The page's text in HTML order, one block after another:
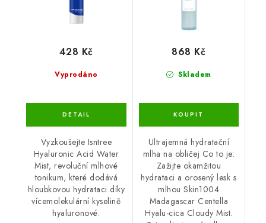
Vyprodáno
428 Kč
Vyzkoušejte Isntree
Hyaluronic Acid Water
Mist, revoluční mlhové
tonikum, které dodává
hloubkovou hydrataci díky
vícemolekulární kyselině
hyaluronové.
Skladem
868 Kč
Ultrajemná hydratační
mlha na obličej Co to je:
Zažijte okamžitou
hydrataci a orosený lesk s
mlhou Skin1004
Madagascar Centella
Hyalu-cica Cloudy Mist.